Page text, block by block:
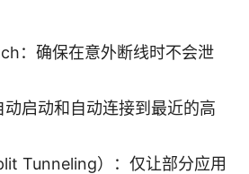
：确保在意外断线时不会泄
动启动和自动连接到最近的高
Tunneling）：仅让部分应用